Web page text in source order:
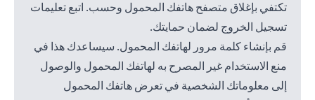
تكتفي بإغلاق متصفح هاتفك المحمول وحسب. اتبع تعليمات
تسجيل الخروج لضمان حمايتك.
قم بإنشاء كلمة مرور لهاتفك المحمول. سيساعدك هذا في
منع الاستخدام غير المصرح به لهاتفك المحمول والوصول
إلى معلوماتك الشخصية في تعرض هاتفك المحمول